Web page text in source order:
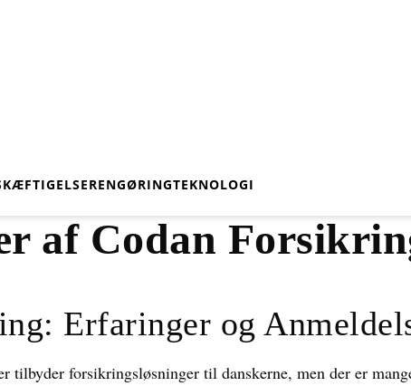
RENGØRINGTEKNOLOGI
af Codan
Erfaringer og
tilbyder forsikringsløsninger til danskerne, men der er